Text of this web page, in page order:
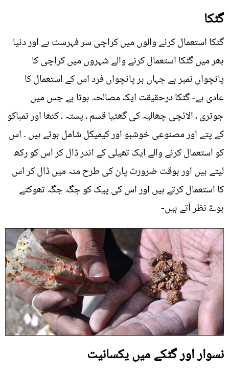
گٹکا
گٹکا استعمال کرنے والوں میں کراچی سر فہرست ہے اور دنیا
بھر میں گٹکا استعمال کرنے والے شہروں میں کراچی کا
پانچواں نمبر ہے جہاں ہر پانچواں فرد اس کے استعمال کا
عادی ہے- گٹکا درحقیقت ایک مصالحہ ہوتا ہے جس میں
جوتری ، الائچی چھالیہ کی گھٹیا قسم ، پستہ ، کتھا اور تمباکو
کے پتے اور مصنوعی خوشبو اور کیمیکل شامل ہوتے ہیں ۔ اس
کو استعمال کرنے والے ایک تھیلی کے اندر ڈال کر اس کو رکھ
لیتے ہیں اور بوقت ضرورت پان کی طرح منہ میں ڈال کر اس
کا استعمال کرتے ہیں اور اس کی پیک کو جگہ جگہ تھوکتے
ہوۓ نظر آتے ہیں-
نسوار اور گٹکے میں یکسانیت